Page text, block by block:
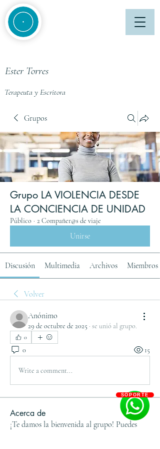
Terapeuta y Escritora
Ester Torres
Grupos
Grupo LA VIOLENCIA DESDE
LA CONCIENCIA DE UNIDAD
Público · 2 Compañer@s de viaje
Unirse
Discusión Multimedia Archivos Miembros
Volver
Anónimo
29 de octubre de 2025 · se unió al grupo.
0
0 15
Write a comment...
Acerca de
¡Te damos la bienvenida al grupo! Puedes
SOPORTE